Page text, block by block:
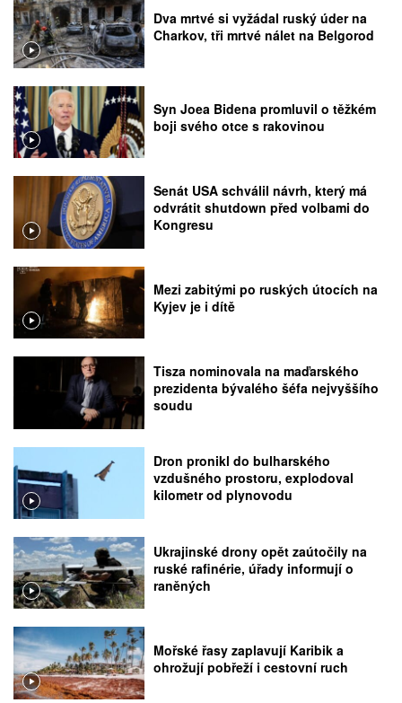
Dva mrtvé si vyžádal ruský úder na
Charkov, tři mrtvé nálet na Belgorod
Syn Joea Bidena promluvil o těžkém
boji svého otce s rakovinou
Senát USA schválil návrh, který má
odvrátit shutdown před volbami do
Kongresu
Mezi zabitými po ruských útocích na
Kyjev je i dítě
Tisza nominovala na maďarského
prezidenta bývalého šéfa nejvyššího
soudu
Dron pronikl do bulharského
vzdušného prostoru, explodoval
kilometr od plynovodu
Ukrajinské drony opět zaútočily na
ruské rafinérie, úřady informují o
raněných
Mořské řasy zaplavují Karibik a
ohrožují pobřeží i cestovní ruch